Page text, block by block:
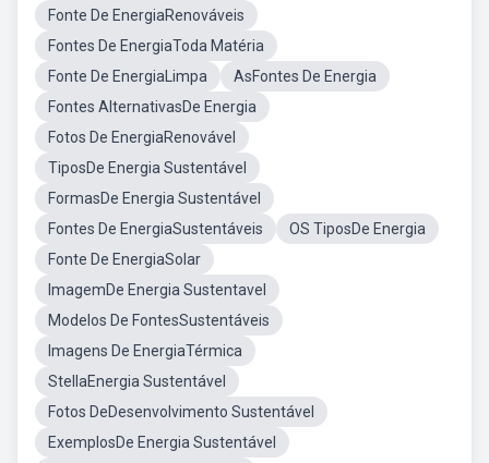
Fonte De EnergiaRenováveis
Fontes De EnergiaToda Matéria
Fonte De EnergiaLimpa
AsFontes De Energia
Fontes AlternativasDe Energia
Fotos De EnergiaRenovável
TiposDe Energia Sustentável
FormasDe Energia Sustentável
Fontes De EnergiaSustentáveis
OS TiposDe Energia
Fonte De EnergiaSolar
ImagemDe Energia Sustentavel
Modelos De FontesSustentáveis
Imagens De EnergiaTérmica
StellaEnergia Sustentável
Fotos DeDesenvolvimento Sustentável
ExemplosDe Energia Sustentável